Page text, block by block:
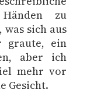
zu
sich aus
graute, ein
aber ich
mehr vor
Gesicht.